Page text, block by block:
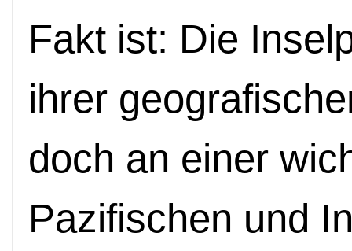
Fakt ist: Die
ihrer
doch an einer
Pazifischen und